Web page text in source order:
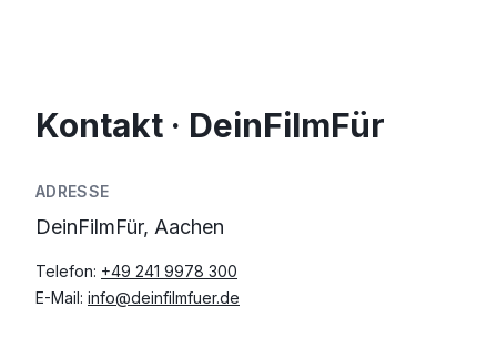
Kontakt · DeinFilmFür
ADRESSE
DeinFilmFür, Aachen
Telefon: +49 241 9978 300
E-Mail: info@deinfilmfuer.de